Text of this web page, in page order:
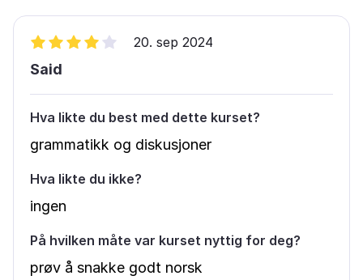
20. sep 2024
Said
Hva likte du best med dette kurset?
grammatikk og diskusjoner
Hva likte du ikke?
ingen
På hvilken måte var kurset nyttig for deg?
prøv å snakke godt norsk